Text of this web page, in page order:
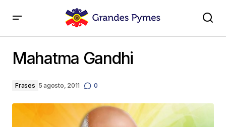
Mahatma Gandhi
Frases 5 agosto, 2011 0